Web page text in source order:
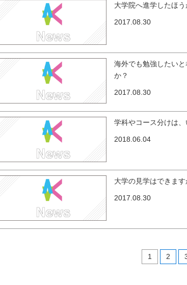
大学院へ進学したほ
2017.08.30
海外でも勉強したい
か？
2017.08.30
学科やコース分けは
2018.06.04
大学の見学はできます
2017.08.30
1 2